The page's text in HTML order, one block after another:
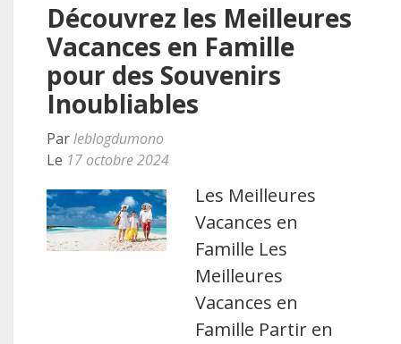
Découvrez les Meilleures
Vacances en Famille
pour des Souvenirs
Inoubliables
Parleblogdumono
Le 17 octobre 2024
Les Meilleures
Vacances en
Famille Les
Meilleures
Vacances en
Famille Partir en